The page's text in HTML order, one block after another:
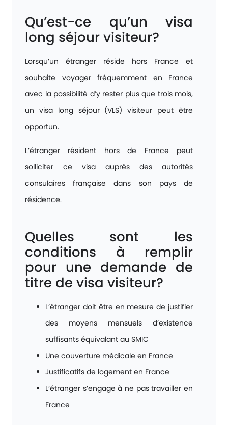
Qu’est-ce qu’un visa
long séjour visiteur?
Lorsqu’un étranger réside hors France et
souhaite voyager fréquemment en France
avec la possibilité d’y rester plus que trois mois,
un visa long séjour (VLS) visiteur peut être
opportun.
L’étranger résident hors de France peut
solliciter ce visa auprès des autorités
consulaires française dans son pays de
résidence.
Quelles sont les
conditions à remplir
pour une demande de
titre de visa visiteur?
L’étranger doit être en mesure de justifier
des moyens mensuels d’existence
suffisants équivalant au SMIC
Une couverture médicale en France
Justificatifs de logement en France
L’étranger s’engage à ne pas travailler en
France